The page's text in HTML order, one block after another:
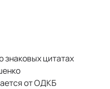
цитатах
от ОДКБ